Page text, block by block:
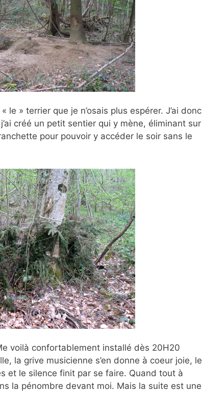
le » terrier que je n’osais plus espérer. J’ai donc
créé un petit sentier qui y mène, éliminant sur
pour pouvoir y accéder le soir sans le
voilà confortablement installé dès 20H20
la grive musicienne s’en donne à coeur joie, le
et le silence finit par se faire. Quand tout à
la pénombre devant moi. Mais la suite est une